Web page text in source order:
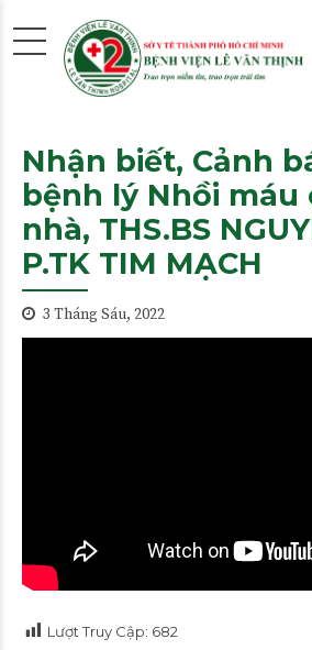
Nhận biết, Cảnh
bệnh lý Nhồi máu
nhà, THS.BS
P.TK TIM MẠCH
3 Tháng Sáu, 2022
Lượt Truy Cập: 682